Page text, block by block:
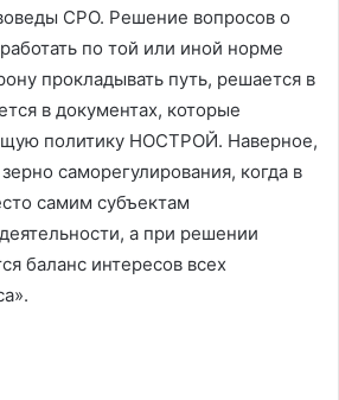
СРО. Решение вопросов о
по той или иной норме
прокладывать путь, решается в
в документах, которые
политику НОСТРОЙ. Наверное,
саморегулирования, когда в
самим субъектам
а при решении
баланс интересов всех